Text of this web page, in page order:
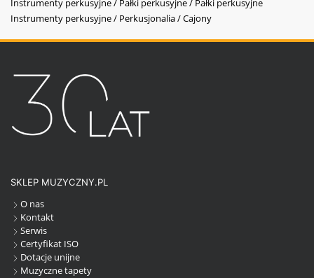
Instrumenty perkusyjne / Pałki perkusyjne / Pałki perkusyjne
Instrumenty perkusyjne / Perkusjonalia / Cajony
SKLEP MUZYCZNY.PL
O nas
Kontakt
Serwis
Certyfikat ISO
Dotacje unijne
Muzyczne tapety